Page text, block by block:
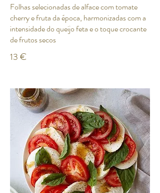
Folhas selecionadas de alface com tomate
cherry e fruta da época, harmonizadas com a
intensidade do queijo feta e o toque crocante
13 €